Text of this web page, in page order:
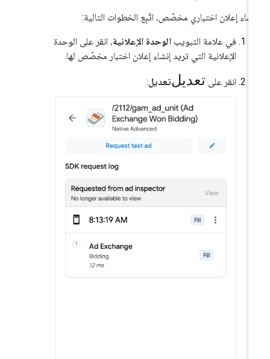
إعلان اختباري مخصّص، اتّبِع الخطوات التالية:
في علامة التبويبالوحدة الإعلانية، انقر على الوحدة
الإعلانية التي تريد إنشاء إعلان اختبار مخصّص لها.
انقر علىتعديل تعديل: